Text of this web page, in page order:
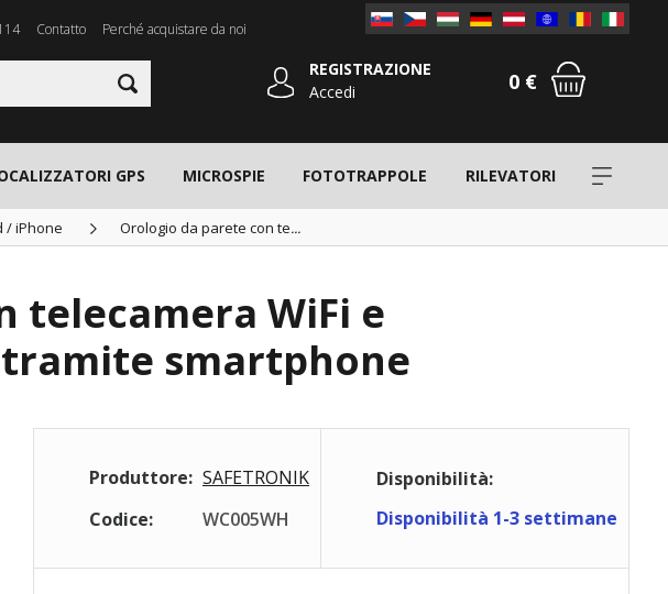
Contatto Perché acquistare da noi
REGISTRAZIONE
Accedi
0 €
GPS MICROSPIE FOTOTRAPPOLE RILEVATORI
/ iPhone Orologio da parete con te...
telecamera WiFi e
smartphone
Produttore: SAFETRONIK
Codice:
WC005WH
Disponibilità:
Disponibilità 1-3 settimane